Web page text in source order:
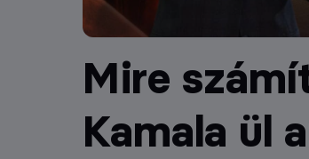
Mire
Kamala ül